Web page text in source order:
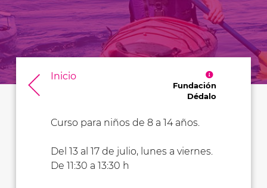
Inicio
Fundación
Dédalo
Curso para niños de 8 a 14 años.
Del 13 al 17 de julio, lunes a viernes.
De 11:30 a 13:30 h